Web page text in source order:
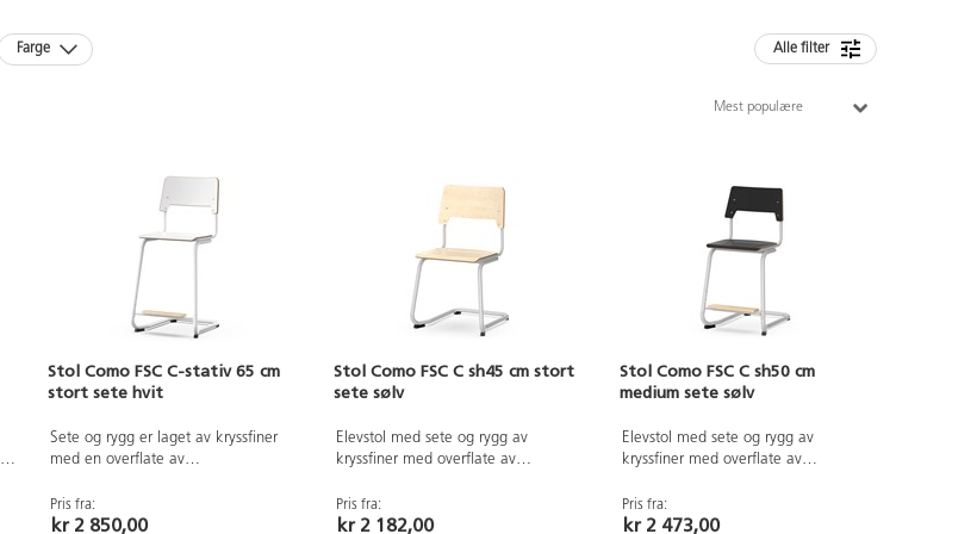
Farge Alle filter
Mest populære
Stol Como FSC C-stativ 65 cm
stort sete hvit
Sete og rygg er laget av kryssfiner
med en overflate av
noe som gjør den behagelig å sitte
på. Rammen for rygg og sete er
Pris fra:
kr 2 850,00
Stol Como FSC C sh45 cm stort
sete sølv
Elevstol med sete og rygg av
kryssfiner med overflate av
som gjør det behagelig å sitte på.
Stativet er lakkert i sølv, RAL 9006.
Pris fra:
kr 2 182,00
Stol Como FSC C sh50 cm
medium sete sølv
Elevstol med sete og rygg av
kryssfiner med overflate av
som gjør det behagelig å sitte på.
Stativet er lakkert i sølv, RAL 9006.
Pris fra:
kr 2 473,00